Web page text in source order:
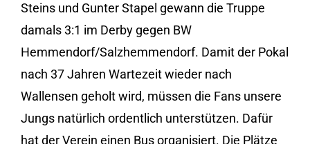
Steins und Gunter Stapel gewann die Truppe
damals 3:1 im Derby gegen BW
Hemmendorf/Salzhemmendorf. Damit der Pokal
nach 37 Jahren Wartezeit wieder nach
Wallensen geholt wird, müssen die Fans unsere
Jungs natürlich ordentlich unterstützen. Dafür
hat der Verein einen Bus organisiert. Die Plätze